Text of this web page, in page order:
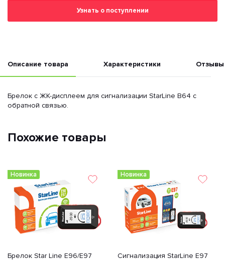
Узнать о поступлении
Описание товара Характеристики Отзывы
Брелок с ЖК-дисплеем для сигнализации StarLine B64 с
обратной связью.
Похожие товары
Новинка
Брелок Star Line E96/E97
Новинка
Сигнализация StarLine E97